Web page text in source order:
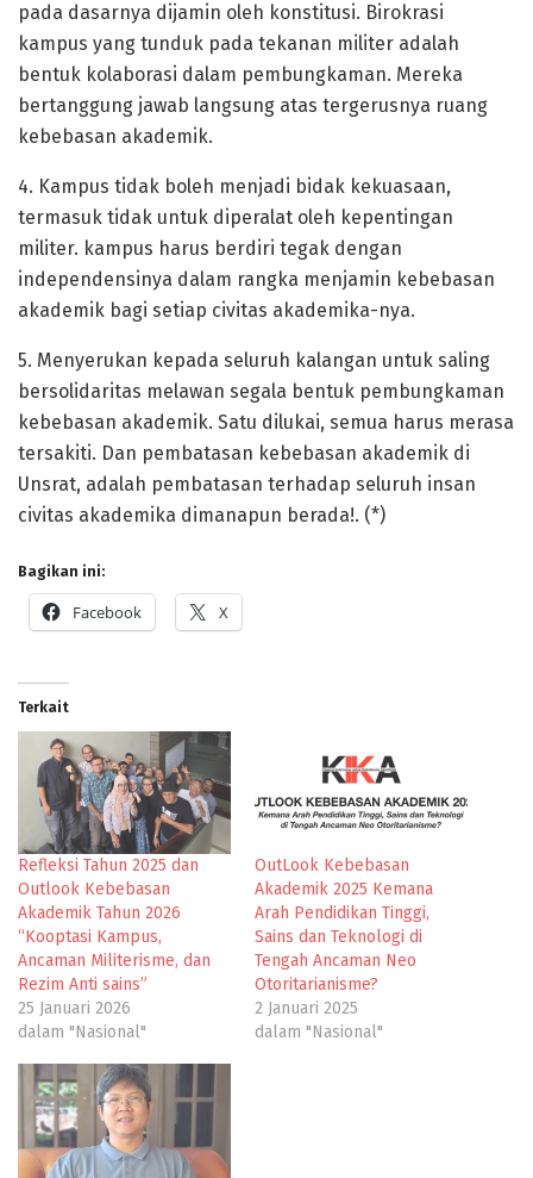
pada dasarnya dijamin oleh konstitusi. Birokrasi
kampus yang tunduk pada tekanan militer adalah
bentuk kolaborasi dalam pembungkaman. Mereka
bertanggung jawab langsung atas tergerusnya ruang
kebebasan akademik.
4. Kampus tidak boleh menjadi bidak kekuasaan,
termasuk tidak untuk diperalat oleh kepentingan
militer. kampus harus berdiri tegak dengan
independensinya dalam rangka menjamin kebebasan
akademik bagi setiap civitas akademika-nya.
5. Menyerukan kepada seluruh kalangan untuk saling
bersolidaritas melawan segala bentuk pembungkaman
kebebasan akademik. Satu dilukai, semua harus merasa
tersakiti. Dan pembatasan kebebasan akademik di
Unsrat, adalah pembatasan terhadap seluruh insan
civitas akademika dimanapun berada!. (*)
Bagikan ini:
Facebook X
Terkait
Refleksi Tahun 2025 dan
Outlook Kebebasan
Akademik Tahun 2026
“Kooptasi Kampus,
Ancaman Militerisme, dan
Rezim Anti sains”
25 Januari 2026
dalam "Nasional"
OutLook Kebebasan
Akademik 2025 Kemana
Arah Pendidikan Tinggi,
Sains dan Teknologi di
Tengah Ancaman Neo
Otoritarianisme?
2 Januari 2025
dalam "Nasional"